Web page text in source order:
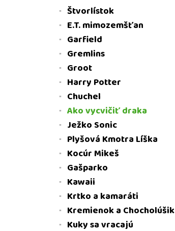
Štvorlístok
E.T. mimozemšťan
Garfield
Gremlins
Groot
Harry Potter
Chuchel
Ako vycvičiť draka
Ježko Sonic
Plyšová Kmotra Líška
Kocúr Mikeš
Gašparko
Kawaii
Krtko a kamaráti
Kremienok a Chocholúšik
Kuky sa vracajú